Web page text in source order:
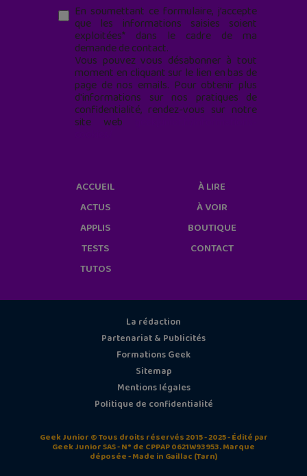
En soumettant ce formulaire, j’accepte
que les informations saisies soient
exploitées* dans le cadre de ma
demande de contact.
Vous pouvez vous désabonner à tout
moment en cliquant sur le lien en bas de
page de nos emails. Pour obtenir plus
d'informations sur nos pratiques de
confidentialité, rendez-vous sur notre
site web
ACCUEIL
ACTUS
APPLIS
TESTS
TUTOS
À LIRE
À VOIR
BOUTIQUE
CONTACT
La rédaction
Partenariat & Publicités
Formations Geek
Sitemap
Mentions légales
Politique de confidentialité
Geek Junior © Tous droits réservés 2015 - 2025 - Édité par
Geek Junior SAS - N° de CPPAP 0621W93953. Marque
déposée - Made in Gaillac (Tarn)